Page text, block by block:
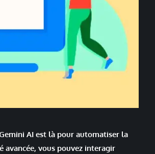
AI est là pour automatiser la
avancée, vous pouvez interagir